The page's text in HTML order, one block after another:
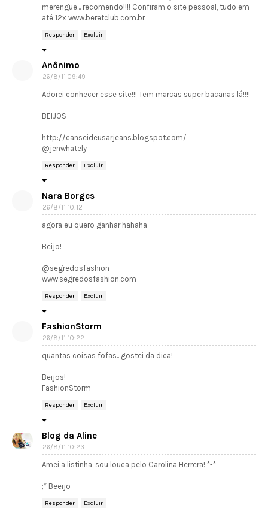
merengue... recomendo!!!! Confiram o site pessoal, tudo em
até 12x www.beretclub.com.br
Responder Excluir
Anônimo
26/8/11 09:49
Adorei conhecer esse site!!! Tem marcas super bacanas lá!!!!
BEIJOS
http://canseideusarjeans.blogspot.com/
@jenwhately
Responder Excluir
Nara Borges
26/8/11 10:12
agora eu quero ganhar hahaha
Beijo!
@segredosfashion
www.segredosfashion.com
Responder Excluir
FashionStorm
26/8/11 10:22
quantas coisas fofas.. gostei da dica!
Beijos!
FashionStorm
Responder Excluir
Blog da Aline
26/8/11 10:23
Amei a listinha, sou louca pelo Carolina Herrera! *-*
;* Beeijo
Responder Excluir